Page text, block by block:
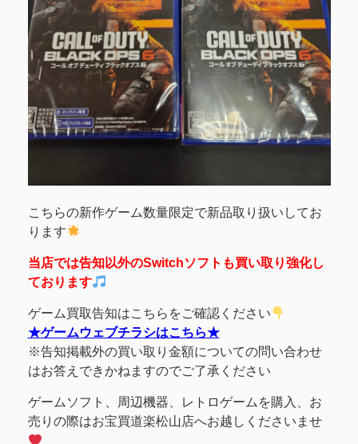
こちらの新作ゲーム数量限定で新品取り扱いしてお
ります
当店では告知以外のSwitchソフトも買い取り強化し
ております
ゲーム買取告知はこちらをご確認ください
★ゲームウェブチラシはこちら★
※告知掲載外の買い取り金額についての問い合わせ
はお答えできかねますのでご了承ください
ゲームソフト、周辺機器、レトロゲームを購入、お
売りの際はお宝買道楽松山店へお越しくださいませ